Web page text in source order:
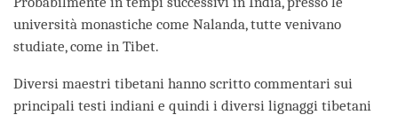
università monastiche come Nalanda, tutte venivano
studiate, come in Tibet.
Diversi maestri tibetani hanno scritto commentari sui
principali testi indiani e quindi i diversi lignaggi tibetani